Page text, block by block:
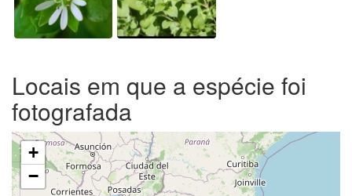
Locais em que a espécie foi
fotografada
+
−